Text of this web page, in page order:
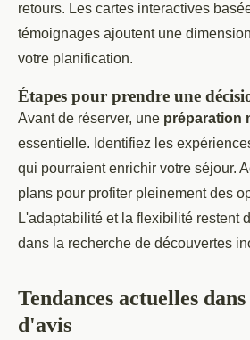
retours. Les cartes interactives
témoignages ajoutent une
votre planification.
Étapes pour prendre une
Avant de réserver, une préparation
essentielle. Identifiez les
qui pourraient enrichir votre séjour.
plans pour profiter pleinement des
L'adaptabilité et la flexibilité restent
dans la recherche de découvertes
Tendances actuelles
d'avis